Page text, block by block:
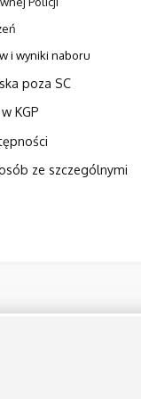
i wyniki naboru
poza SC
KGP
ze szczególnymi